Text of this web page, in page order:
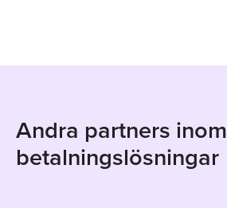
Andra partners inom
betalningslösningar